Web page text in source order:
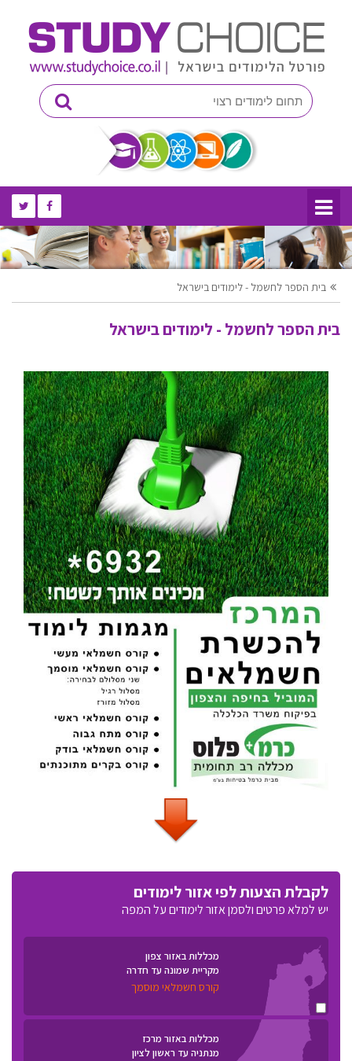
בית הספר לחשמל - לימודים בישראל
בית הספר לחשמל - לימודים בישראל
לקבלת הצעות לפי אזור לימודים
יש למלא פרטים ולסמן אזור לימודים על המפה
מכללות באזור צפון
מקריית שמונה עד חדרה
קורס חשמלאי מוסמך
מכללות באזור מרכז
מנתניה עד ראשון לציון